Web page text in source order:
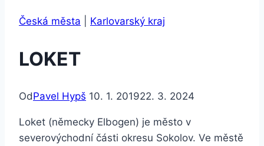
Česká města Karlovarský kraj
LOKET
OdPavel Hypš 10. 1. 201922. 3. 2024
Loket (německy Elbogen) je město v
severovýchodní části okresu Sokolov. Ve městě